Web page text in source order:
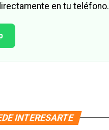
en tu teléfono.
INTERESARTE